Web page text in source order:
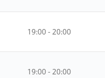
19:00 - 20:00
19:00 - 20:00